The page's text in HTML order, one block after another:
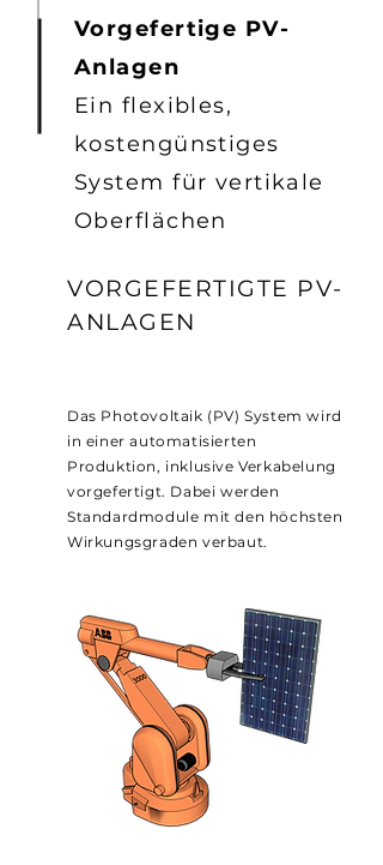
Vorgefertige PV-
Anlagen
Ein flexibles,
kostengünstiges
System für vertikale
Oberflächen
VORGEFERTIGTE PV-
ANLAGEN
Das Photovoltaik (PV) System wird
in einer automatisierten
Produktion, inklusive Verkabelung
vorgefertigt. Dabei werden
Standardmodule mit den höchsten
Wirkungsgraden verbaut.